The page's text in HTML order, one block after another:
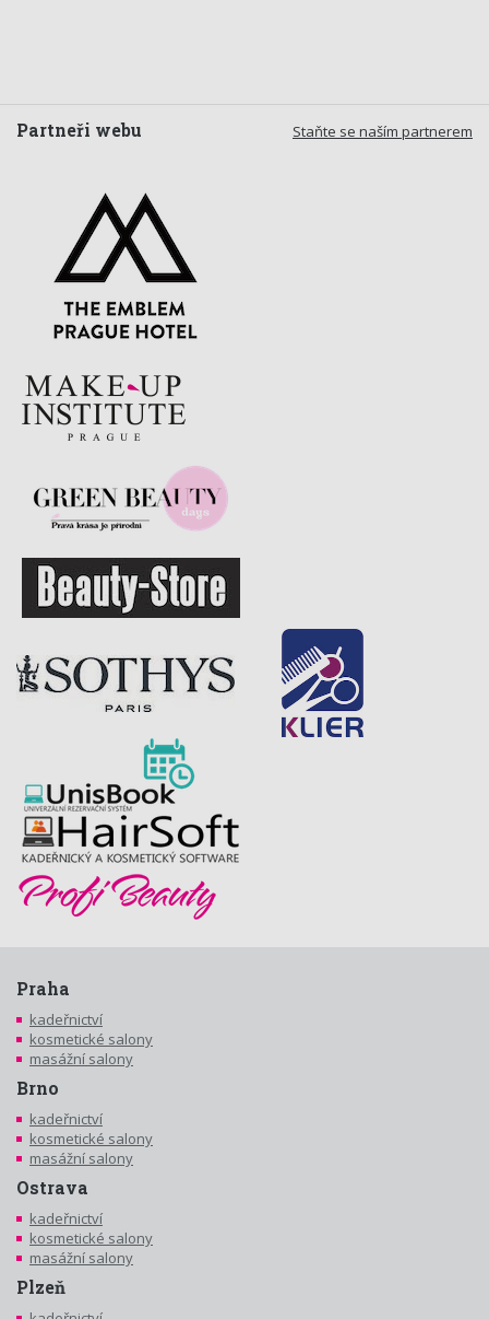
Staňte se naším partnerem
Partneři webu
Praha
kadeřnictví
kosmetické salony
masážní salony
Brno
kadeřnictví
kosmetické salony
masážní salony
Ostrava
kadeřnictví
kosmetické salony
masážní salony
Plzeň